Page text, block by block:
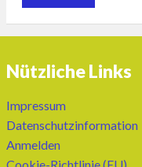
Nützliche Links
Impressum
Datenschutzinformation
Anmelden